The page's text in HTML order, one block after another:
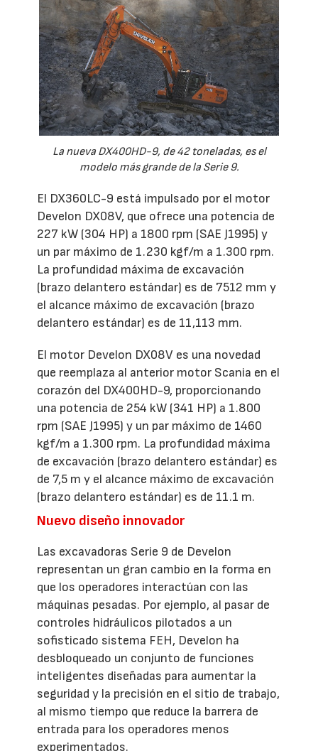
La nueva DX400HD-9, de 42 toneladas, es el
modelo más grande de la Serie 9.
El DX360LC-9 está impulsado por el motor
Develon DX08V, que ofrece una potencia de
227 kW (304 HP) a 1800 rpm (SAE J1995) y
un par máximo de 1.230 kgf/m a 1.300 rpm.
La profundidad máxima de excavación
(brazo delantero estándar) es de 7512 mm y
el alcance máximo de excavación (brazo
delantero estándar) es de 11,113 mm.
El motor Develon DX08V es una novedad
que reemplaza al anterior motor Scania en el
corazón del DX400HD-9, proporcionando
una potencia de 254 kW (341 HP) a 1.800
rpm (SAE J1995) y un par máximo de 1460
kgf/m a 1.300 rpm. La profundidad máxima
de excavación (brazo delantero estándar) es
de 7,5 m y el alcance máximo de excavación
(brazo delantero estándar) es de 11.1 m.
Nuevo diseño innovador
Las excavadoras Serie 9 de Develon
representan un gran cambio en la forma en
que los operadores interactúan con las
máquinas pesadas. Por ejemplo, al pasar de
controles hidráulicos pilotados a un
sofisticado sistema FEH, Develon ha
desbloqueado un conjunto de funciones
inteligentes diseñadas para aumentar la
seguridad y la precisión en el sitio de trabajo,
al mismo tiempo que reduce la barrera de
entrada para los operadores menos
experimentados.